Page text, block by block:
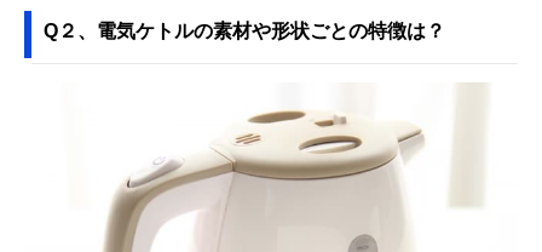
Q２、電気ケトルの素材や形状ごとの特徴は？